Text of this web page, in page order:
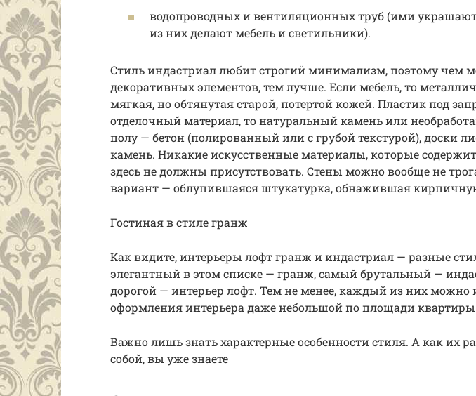
водопроводных и вентиляционных труб (ими украшают
из них делают мебель и светильники).
Стиль индастриал любит строгий минимализм, поэтому чем
декоративных элементов, тем лучше. Если мебель, то
мягкая, но обтянутая старой, потертой кожей. Пластик под
отделочный материал, то натуральный камень или
полу — бетон (полированный или с грубой текстурой), доски
камень. Никакие искусственные материалы, которые
здесь не должны присутствовать. Стены можно вообще не
вариант — облупившаяся штукатурка, обнажившая
Гостиная в стиле гранж
Как видите, интерьеры лофт гранж и индастриал — разные
элегантный в этом списке — гранж, самый брутальный —
дорогой — интерьер лофт. Тем не менее, каждый из них можно
оформления интерьера даже небольшой по площади квартиры
Важно лишь знать характерные особенности стиля. А как их
собой, вы уже знаете